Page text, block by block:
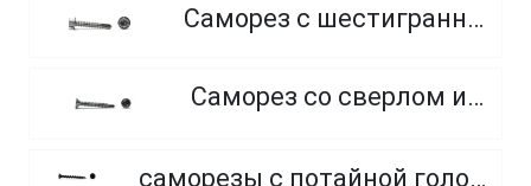
Саморез с шестигранной головкой и сверлом
Саморез со сверлом и потайной головкой
саморезы с потайной головкой по гипсокартону редкий шаг резьбы, фосфатированные